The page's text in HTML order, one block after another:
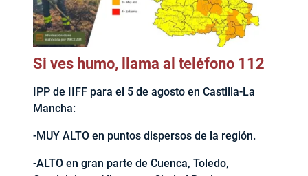
Si ves humo, llama al teléfono 112
IPP de IIFF para el 5 de agosto en Castilla-La
Mancha:
-MUY ALTO en puntos dispersos de la región.
-ALTO en gran parte de Cuenca, Toledo,